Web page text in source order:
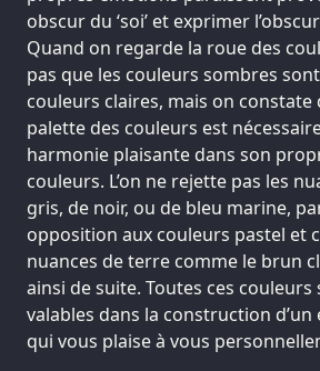
obscur du ‘soi’ et exprimer
Quand on regarde la roue des
pas que les couleurs sombres
couleurs claires, mais on constate
palette des couleurs est
harmonie plaisante dans son
couleurs. L’on ne rejette pas les
gris, de noir, ou de bleu marine,
opposition aux couleurs pastel et
nuances de terre comme le brun
ainsi de suite. Toutes ces
valables dans la construction
qui vous plaise à vous